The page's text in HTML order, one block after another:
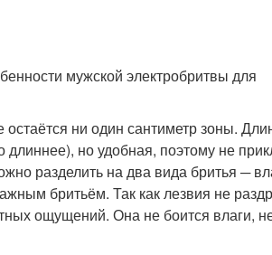
ни один сантиметр зоны.
но удобная, поэтому не
разделить на два вида бритья ─
бритьём. Так как лезвия не
ощущений. Она не боится влаги,